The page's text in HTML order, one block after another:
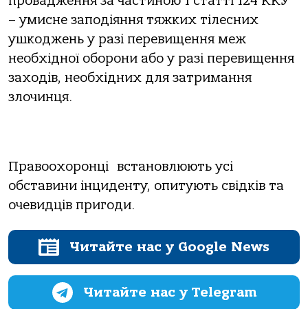
– умисне заподіяння тяжких тілесних
ушкоджень у разі перевищення меж
необхідної оборони або у разі перевищення
заходів, необхідних для затримання
злочинця.
Правоохоронці встановлюють усі
обставини інциденту, опитують свідків та
очевидців пригоди.
Читайте нас у Google News
Читайте нас у Telegram